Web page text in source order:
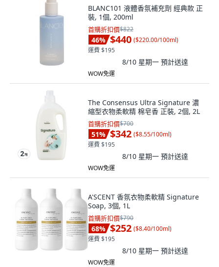
BLANC101 液體香氛補充劑 經典款 正
裝, 1個, 200ml
首購折扣價$822
46% $440 ($220.00/100ml)
運費 $195
8/10 星期一 預計送達
WOW免運
The Consensus Ultra Signature 濃
縮型衣物柔軟精 棉皂香 正裝, 2個, 2L
首購折扣價$700
51% $342 ($8.55/100ml)
運費 $195
8/10 星期一 預計送達
WOW免運
A'SCENT 香氛衣物柔軟精 Signature
Soap, 3個, 1L
首購折扣價$790
68% $252 ($8.40/100ml)
運費 $195
8/10 星期一 預計送達
WOW免運